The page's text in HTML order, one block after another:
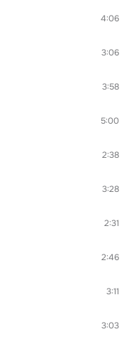
4:06
3:06
3:58
5:00
2:38
3:28
2:31
2:46
3:11
3:03